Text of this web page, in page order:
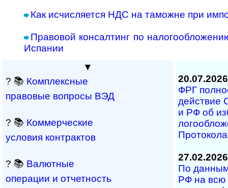
Как исчисляется НДС на таможне при
Правовой консалтинг по
Испании
▼
? 📚 Комплексные
правовые вопросы ВЭД
? 📚 Коммерческие
условия контрактов
? 📚 Валютные
операции и отчетность
20.07.2026
ФРГ
дей­ст­вие
и РФ об
27.02.2026
По
РФ на всю